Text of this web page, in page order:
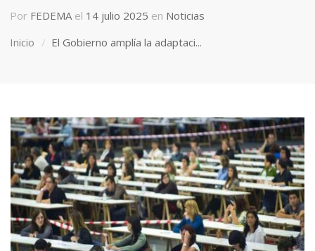
Por FEDEMA el 14 julio 2025 en Noticias
Inicio
El Gobierno amplía la adaptaci...